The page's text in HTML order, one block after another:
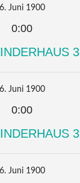
6. Juni 1900
0:00
3
6. Juni 1900
0:00
3
6. Juni 1900